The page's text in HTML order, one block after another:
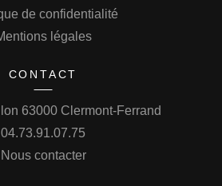
de confidentialité
légales
CONTACT
63000 Clermont-Ferrand
04.73.91.07.75
Nous contacter